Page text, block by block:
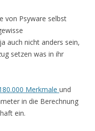
von Psyware selbst
auch nicht anders sein,
setzen was in ihr
Merkmale und
in die Berechnung
ein.